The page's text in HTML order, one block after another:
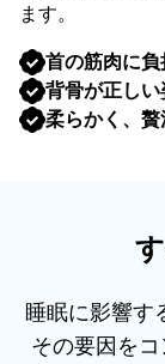
ます。
首の筋肉に
背骨が正しい
柔らかく、
睡眠に影響
その要因を